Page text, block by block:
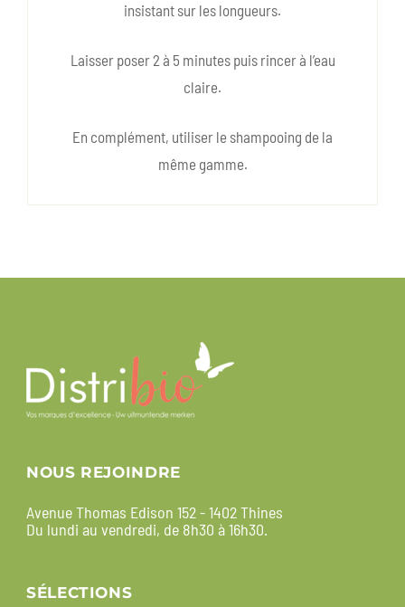
insistant sur les longueurs.
Laisser poser 2 à 5 minutes puis rincer à l’eau
claire.
En complément, utiliser le shampooing de la
même gamme.
NOUS REJOINDRE
Avenue Thomas Edison 152 - 1402 Thines
Du lundi au vendredi, de 8h30 à 16h30.
SÉLECTIONS